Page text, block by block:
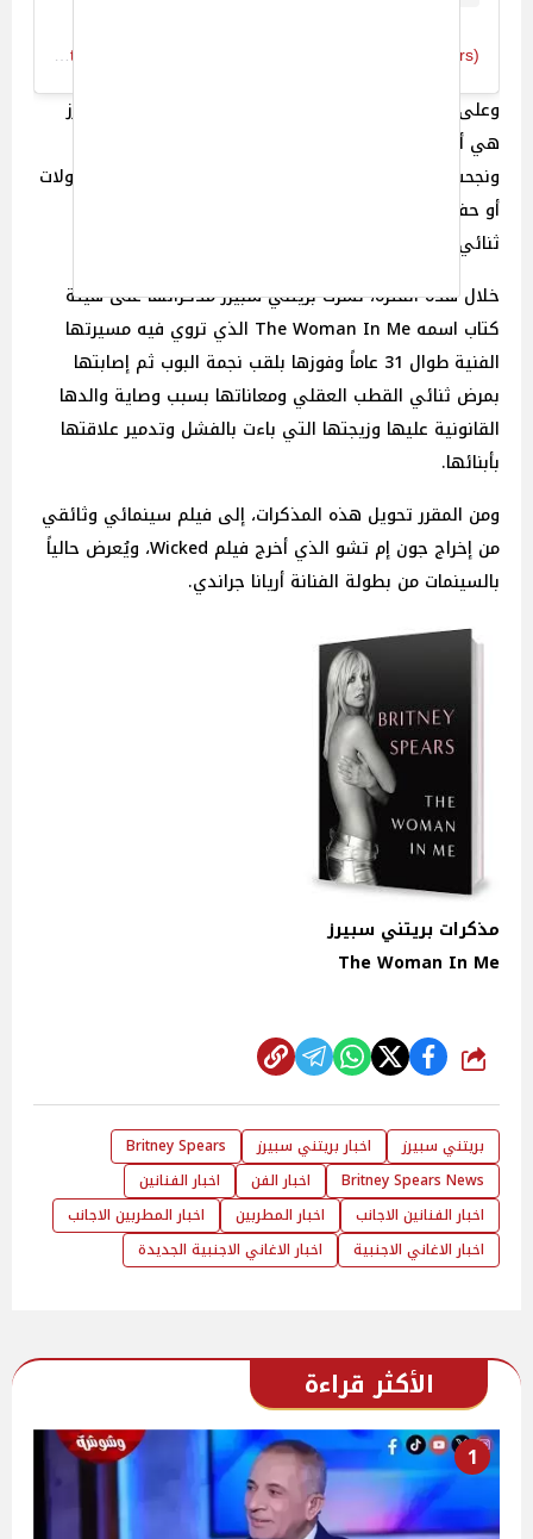
وعلى صعيد فني آخر، فقد كانت أحدث أعمال بريتني سبيرز
ونجحت نجاحاً عالمياً ساحقاً، ومنذُ ذلك الحين لم تقم بأي جولات
أو حفلات غنائية للترويج لأغانيها بسبب معاناتها من مرض
ثنائي القطب العقلي.
خلال هذه الفترة، نشرت بريتني سبيرز مذكراتها على هيئة
كتاب اسمه The Woman In Me الذي تروي فيه مسيرتها
الفنية طوال 31 عاماً وفوزها بلقب نجمة البوب ثم إصابتها
بمرض ثنائي القطب العقلي ومعاناتها بسبب وصاية والدها
القانونية عليها وزيجتها التي باءت بالفشل وتدمير علاقتها
بأبنائها.
ومن المقرر تحويل هذه المذكرات، إلى فيلم سينمائي وثائقي
من إخراج جون إم تشو الذي أخرج فيلم Wicked، ويُعرض حالياً
بالسينمات من بطولة الفنانة أريانا جراندي.
مذكرات بريتني سبيرز
The Woman In Me
شارك
بريتني سبيرز اخبار بريتني سبيرز
Britney Spears
Britney Spears News
اخبار الفن
اخبار الفنانين
اخبار الفنانين الاجانب
اخبار المطربين
اخبار المطربين الاجانب
اخبار الاغاني الاجنبية
اخبار الاغاني الاجنبية الجديدة
الأكثر قراءة
1